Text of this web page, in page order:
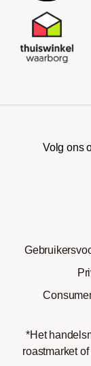
Volg ons
*Het
roastmarket